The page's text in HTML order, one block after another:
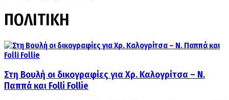
ΠΟΛΙΤΙΚΗ
Στη Βουλή οι δικογραφίες για Χρ. Καλογρίτσα – Ν.
Παππά και Folli Follie